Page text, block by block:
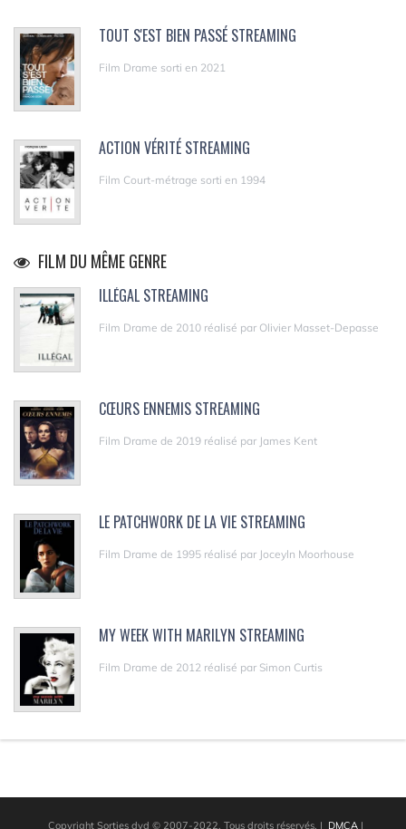
TOUT S'EST BIEN PASSÉ STREAMING
Film Drame sorti en 2021
ACTION VÉRITÉ STREAMING
Film Court-métrage sorti en 1994
FILM DU MÊME GENRE
ILLÉGAL STREAMING
Film Drame de 2010 réalisé par Olivier Masset-Depasse
CŒURS ENNEMIS STREAMING
Film Drame de 2019 réalisé par James Kent
LE PATCHWORK DE LA VIE STREAMING
Film Drame de 1995 réalisé par Joceyln Moorhouse
MY WEEK WITH MARILYN STREAMING
Film Drame de 2012 réalisé par Simon Curtis
Copyright Sorties dvd © 2007-2022. Tous droits réservés. | DMCA|